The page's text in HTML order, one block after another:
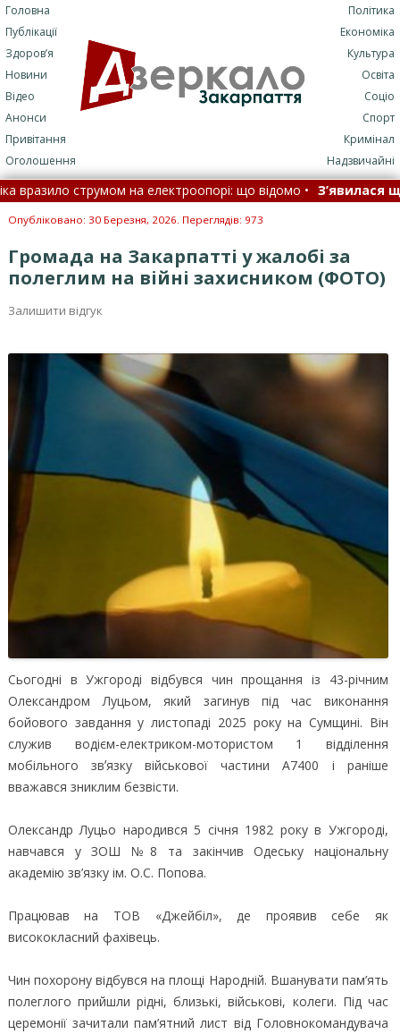
Головна
Публікації
Здоров’я
Новини
Відео
Анонси
Привітання
Оголошення
Політика
Економіка
Культура
Освіта
Соціо
Спорт
Кримінал
Надзвичайні
струмом на електроопорі: що відомо •
З’явилася ще одна
дрони, балістика та С-400, є прильоти: як ППО відбила нічну
Опубліковано: 30 Березня, 2026. Переглядів: 973
Громада на Закарпатті у жалобі за
полеглим на війні захисником (ФОТО)
Залишити відгук
Сьогодні в Ужгороді відбувся чин прощання із 43-річним
Олександром Луцьом, який загинув під час виконання
бойового завдання у листопаді 2025 року на Сумщині. Він
служив водієм-електриком-мотористом 1 відділення
мобільного звʼязку військової частини А7400 і раніше
вважався зниклим безвісти.
Олександр Луцьо народився 5 січня 1982 року в Ужгороді,
навчався у ЗОШ №8 та закінчив Одеську національну
академію зв’язку ім. О.С. Попова.
Працював на ТОВ «Джейбіл», де проявив себе як
висококласний фахівець.
Чин похорону відбувся на площі Народній. Вшанувати пам’ять
полеглого прийшли рідні, близькі, військові, колеги. Під час
церемонії зачитали пам’ятний лист від Головнокомандувача